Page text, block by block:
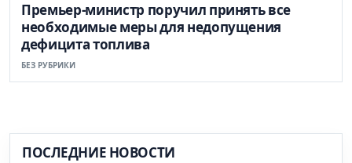
Премьер-министр поручил принять все
необходимые меры для недопущения
дефицита топлива
БЕЗ РУБРИКИ
ПОСЛЕДНИЕ НОВОСТИ